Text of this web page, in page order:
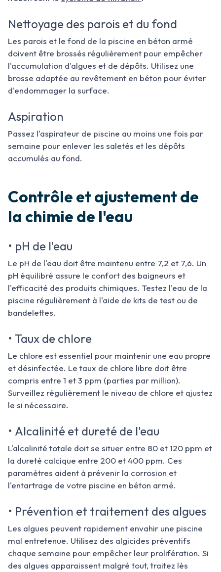
Nettoyage des parois et du fond
Les parois et le fond de la piscine en béton armé
doivent être brossés régulièrement pour empêcher
l'accumulation d'algues et de dépôts. Utilisez une
brosse adaptée au revêtement en béton pour éviter
d'endommager la surface.
Aspiration
Passez l'aspirateur de piscine au moins une fois par
semaine pour enlever les saletés et les dépôts
accumulés au fond.
Contrôle et ajustement de
la chimie de l'eau
• pH de l'eau
Le pH de l'eau doit être maintenu entre 7,2 et 7,6. Un
pH équilibré assure le confort des baigneurs et
l'efficacité des produits chimiques. Testez l'eau de la
piscine régulièrement à l'aide de kits de test ou de
bandelettes.
• Taux de chlore
Le chlore est essentiel pour maintenir une eau propre
et désinfectée. Le taux de chlore libre doit être
compris entre 1 et 3 ppm (parties par million).
Surveillez régulièrement le niveau de chlore et ajustez
le si nécessaire.
• Alcalinité et dureté de l'eau
L'alcalinité totale doit se situer entre 80 et 120 ppm et
la dureté calcique entre 200 et 400 ppm. Ces
paramètres aident à prévenir la corrosion et
l'entartrage de votre piscine en béton armé.
• Prévention et traitement des algues
Les algues peuvent rapidement envahir une piscine
mal entretenue. Utilisez des algicides préventifs
chaque semaine pour empêcher leur prolifération. Si
des algues apparaissent malgré tout, traitez lès